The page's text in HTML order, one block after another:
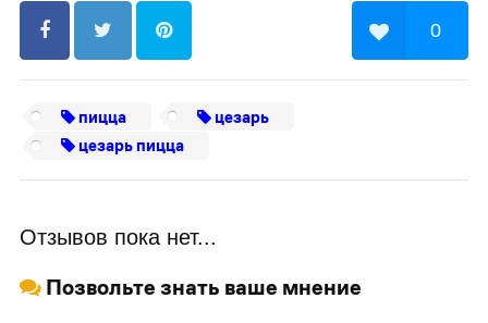
0
пицца
цезарь
цезарь пицца
Отзывов пока нет...
Позвольте знать ваше мнение